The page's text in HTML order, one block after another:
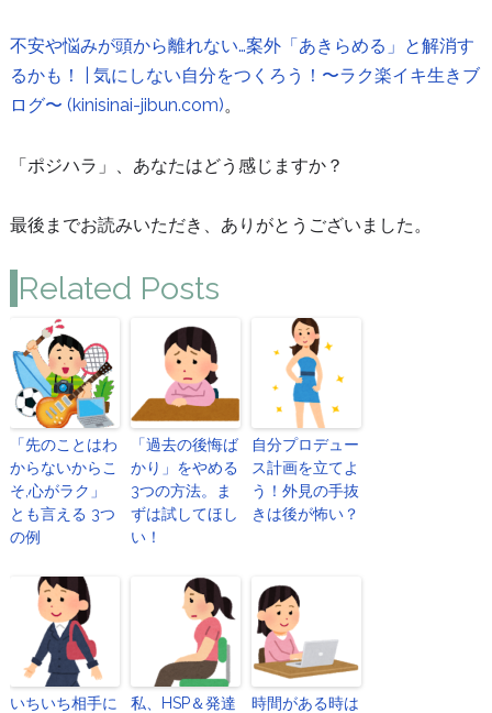
不安や悩みが頭から離れない…案外「あきらめる」と解消す
るかも！ | 気にしない自分をつくろう！〜ラク楽イキ生きブ
ログ〜 (kinisinai-jibun.com)。
「ポジハラ」、あなたはどう感じますか？
最後までお読みいただき、ありがとうございました。
Related Posts
「先のことはわ
からないからこ
そ,心がラク」
とも言える 3つ
の例
「過去の後悔ば
かり」をやめる
3つの方法。ま
ずは試してほし
い！
自分プロデュー
ス計画を立てよ
う！外見の手抜
きは後が怖い？
いちいち相手に
私、HSP＆発達
時間がある時は